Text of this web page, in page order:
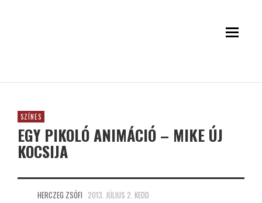
SZÍNES
EGY PIKOLÓ ANIMÁCIÓ – MIKE ÚJ
KOCSIJA
HERCZEG ZSÓFI 2013. JÚLIUS 2. KEDD